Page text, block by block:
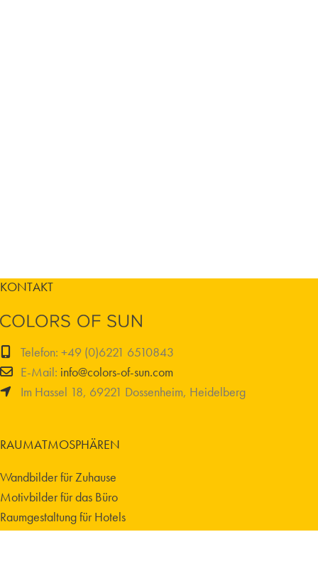
KONTAKT
Telefon: +49 (0)6221 6510843
E-Mail: info@colors-of-sun.com
Im Hassel 18, 69221 Dossenheim, Heidelberg
RAUMATMOSPHÄREN
Wandbilder für Zuhause
Motivbilder für das Büro
Raumgestaltung für Hotels